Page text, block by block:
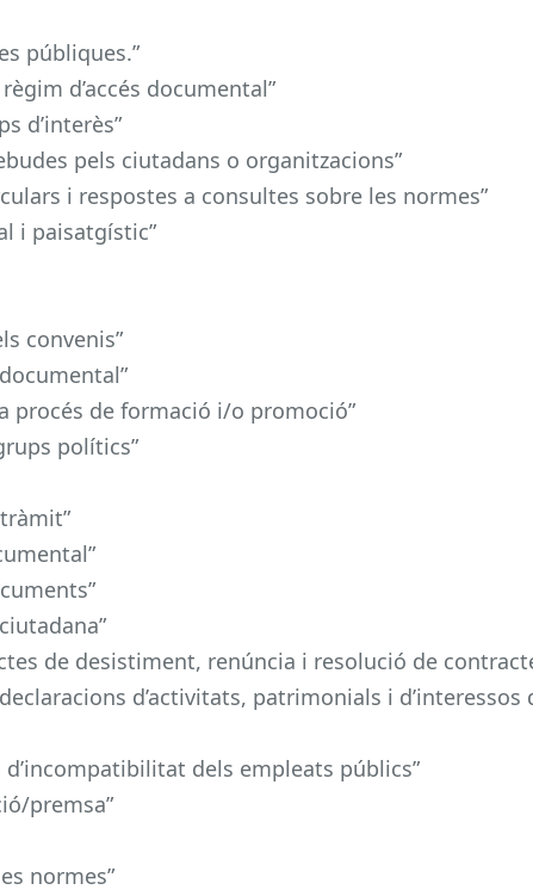
públiques.”
d’accés documental”
d’interès”
pels ciutadans o organitzacions”
i respostes a consultes sobre les normes”
i paisatgístic”
convenis”
procés de formació i/o promoció”
polítics”
de desistiment, renúncia i resolució de
d’activitats, patrimonials i d’interessos
dels empleats públics”
premsa”
normes”